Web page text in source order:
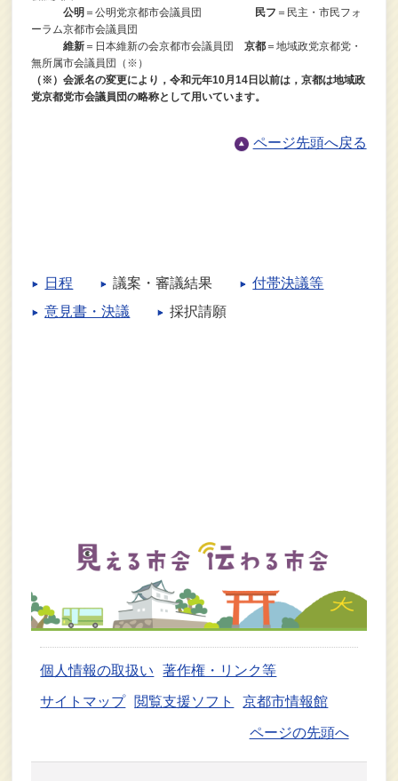
公明 ＝公明党京都市会議員団 民フ ＝民主・市民フォ
ーラム京都市会議員団
維新 ＝日本維新の会京都市会議員団京都 ＝地域政党京都党・
無所属市会議員団（※）
（※）会派名の変更により，令和元年10月14日以前は，京都は地域政
党京都党市会議員団の略称として用いています。
ページ先頭へ戻る
日程 議案・審議結果
付帯決議等
意見書・決議
採択請願
個人情報の取扱い 著作権・リンク等
サイトマップ 閲覧支援ソフト 京都市情報館
ページの先頭へ